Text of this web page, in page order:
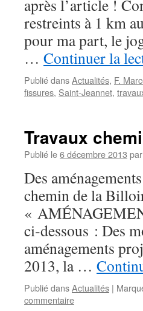
après l’article !
restreints à 1 km
pour ma part, le
… Continuer la
Publié dansActualités, F.
fissures, Saint-Jeannet,
Travaux
Publié le6 décembre 2013 par
Des
chemin de la
«
ci‑dessous : Des
aménagements
2013, la …
Publié dansActualités |
commentaire